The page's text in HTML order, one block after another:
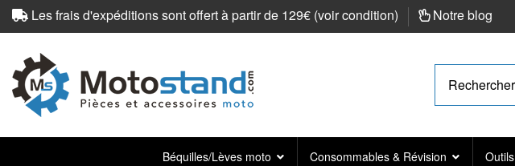
Les frais d'expéditions sont offert à partir de 129€ (voir condition) Notre blog
Béquilles/Lèves moto Consommables & Révision Outils